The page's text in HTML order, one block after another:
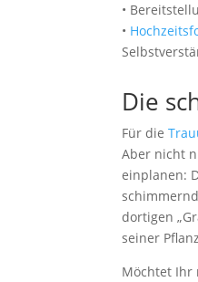
•
•
Die
Für die
Aber nicht
einplanen:
dortigen
seiner
Möchtet Ihr